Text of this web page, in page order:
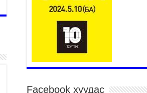
Үндэсний их баяр наадмын шагайн
насанд хүрэгчдийн багийн харваагаар
үргэлжилж байна
2026 оны 7 сар 15 / 10 цаг 52 минут
Үндэсний их баяр наадмын хүчит
барилдаан эхэллээ
2026 оны 7 сар 15 / 10 цаг 46 минут
Үндэсний хувцасны өдрийг
Facebook хуудас